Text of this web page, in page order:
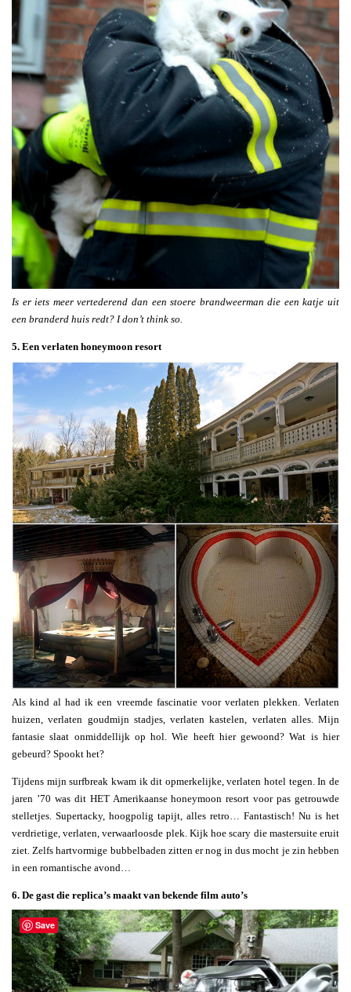
Is er iets meer vertederend dan een stoere brandweerman die een katje uit
een branderd huis redt? I don’t think so.
5. Een verlaten honeymoon resort
Als kind al had ik een vreemde fascinatie voor verlaten plekken. Verlaten
huizen, verlaten goudmijn stadjes, verlaten kastelen, verlaten alles. Mijn
fantasie slaat onmiddellijk op hol. Wie heeft hier gewoond? Wat is hier
gebeurd? Spookt het?
Tijdens mijn surfbreak kwam ik dit opmerkelijke, verlaten hotel tegen. In de
jaren ’70 was dit HET Amerikaanse honeymoon resort voor pas getrouwde
stelletjes. Supertacky, hoogpolig tapijt, alles retro… Fantastisch! Nu is het
verdrietige, verlaten, verwaarloosde plek. Kijk hoe scary die mastersuite eruit
ziet. Zelfs hartvormige bubbelbaden zitten er nog in dus mocht je zin hebben
in een romantische avond…
6. De gast die replica’s maakt van bekende film auto’s
Save